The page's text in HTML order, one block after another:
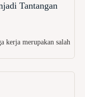
Tantangan
kerja merupakan salah